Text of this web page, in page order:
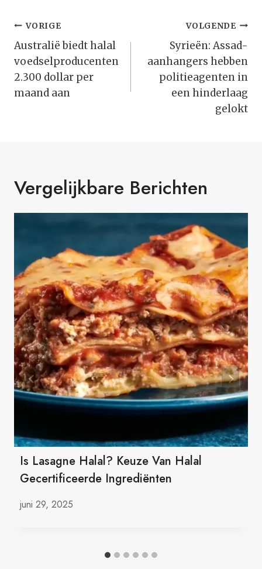
Bericht
Navigatie
VORIGE
Australië biedt halal
voedselproducenten
2.300 dollar per
maand aan
VOLGENDE
Syrieën: Assad-
aanhangers hebben
politieagenten in
een hinderlaag
gelokt
Vergelijkbare Berichten
Is Lasagne Halal? Keuze Van Halal
Gecertificeerde Ingrediënten
juni 29, 2025